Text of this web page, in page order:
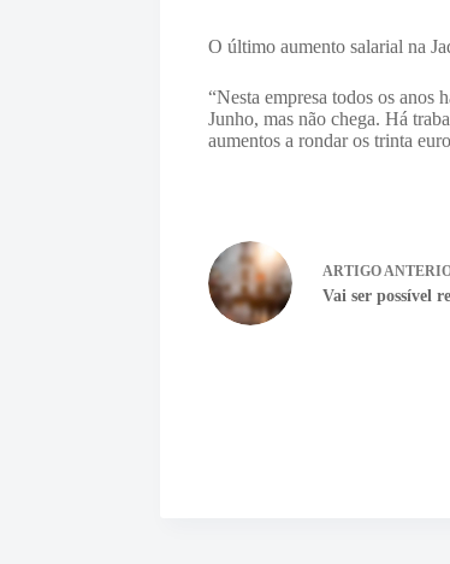
O último aumento salarial na
“Nesta empresa todos os anos
Junho, mas não chega. Há
aumentos a rondar os trinta
ARTIGO
Vai ser possível